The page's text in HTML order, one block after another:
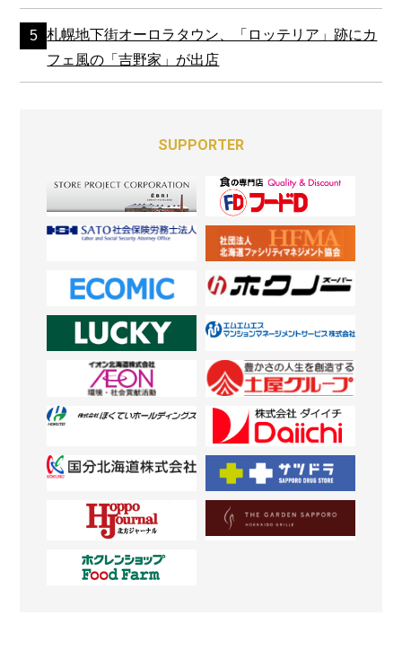
札幌地下街オーロラタウン、「ロッテリア」跡にカ
フェ風の「吉野家」が出店
SUPPORTER